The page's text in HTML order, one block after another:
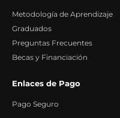
Metodología de Aprendizaje
Graduados
Preguntas Frecuentes
Becas y Financiación
Enlaces de Pago
Pago Seguro